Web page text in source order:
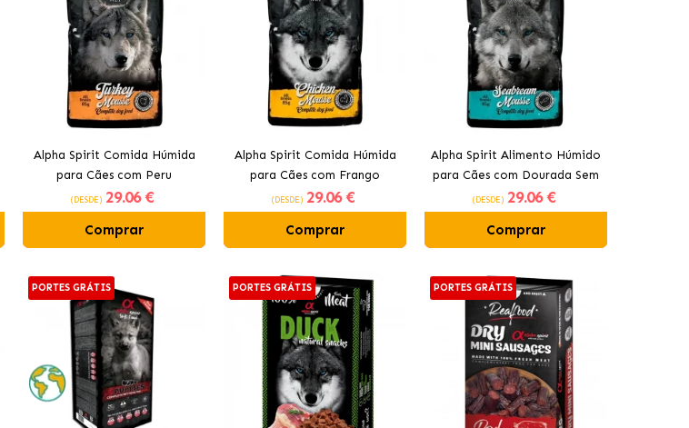
Alpha Spirit Comida Húmida
para Cães com Peru
(DESDE) 29.06 €
Comprar
Alpha Spirit Comida Húmida
para Cães com Frango
(DESDE) 29.06 €
Comprar
Alpha Spirit Alimento Húmido
para Cães com Dourada Sem
Cereais
(DESDE) 29.06 €
Comprar
PORTES GRÁTIS PORTES GRÁTIS PORTES GRÁTIS